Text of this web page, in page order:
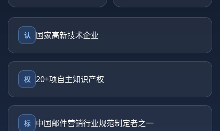
认 国家高新技术企业
权 20+项自主知识产权
标 中国邮件营销行业规范制定者之一